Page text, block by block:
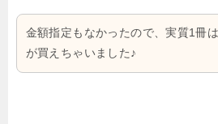
金額指定もなかったので、実質1冊
が買えちゃいました♪